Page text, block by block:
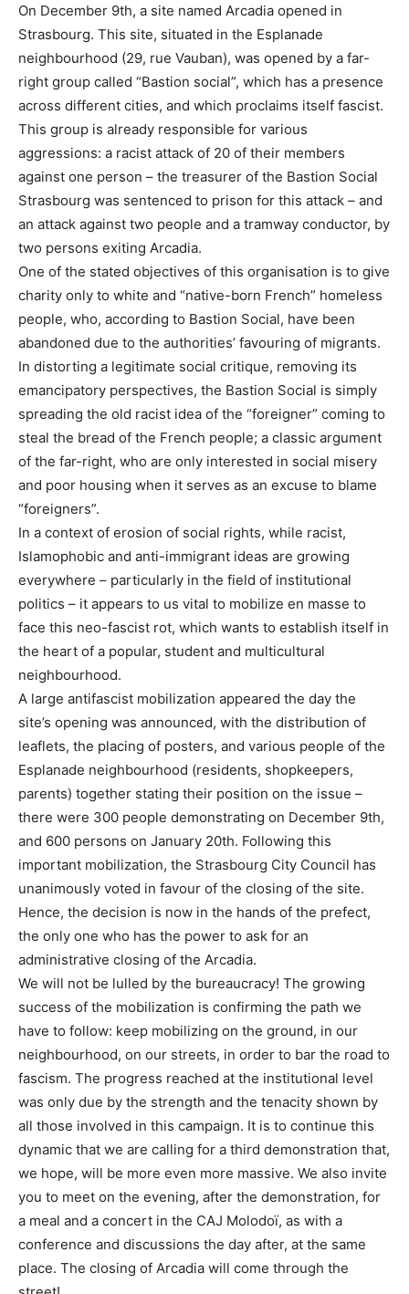
On December 9th, a site named Arcadia opened in
Strasbourg. This site, situated in the Esplanade
neighbourhood (29, rue Vauban), was opened by a far-
right group called “Bastion social”, which has a presence
across different cities, and which proclaims itself fascist.
This group is already responsible for various
aggressions: a racist attack of 20 of their members
against one person – the treasurer of the Bastion Social
Strasbourg was sentenced to prison for this attack – and
an attack against two people and a tramway conductor, by
two persons exiting Arcadia.
One of the stated objectives of this organisation is to give
charity only to white and “native-born French” homeless
people, who, according to Bastion Social, have been
abandoned due to the authorities’ favouring of migrants.
In distorting a legitimate social critique, removing its
emancipatory perspectives, the Bastion Social is simply
spreading the old racist idea of the “foreigner” coming to
steal the bread of the French people; a classic argument
of the far-right, who are only interested in social misery
and poor housing when it serves as an excuse to blame
“foreigners”.
In a context of erosion of social rights, while racist,
Islamophobic and anti-immigrant ideas are growing
everywhere – particularly in the field of institutional
politics – it appears to us vital to mobilize en masse to
face this neo-fascist rot, which wants to establish itself in
the heart of a popular, student and multicultural
neighbourhood.
A large antifascist mobilization appeared the day the
site’s opening was announced, with the distribution of
leaflets, the placing of posters, and various people of the
Esplanade neighbourhood (residents, shopkeepers,
parents) together stating their position on the issue –
there were 300 people demonstrating on December 9th,
and 600 persons on January 20th. Following this
important mobilization, the Strasbourg City Council has
unanimously voted in favour of the closing of the site.
Hence, the decision is now in the hands of the prefect,
the only one who has the power to ask for an
administrative closing of the Arcadia.
We will not be lulled by the bureaucracy! The growing
success of the mobilization is confirming the path we
have to follow: keep mobilizing on the ground, in our
neighbourhood, on our streets, in order to bar the road to
fascism. The progress reached at the institutional level
was only due by the strength and the tenacity shown by
all those involved in this campaign. It is to continue this
dynamic that we are calling for a third demonstration that,
we hope, will be more even more massive. We also invite
you to meet on the evening, after the demonstration, for
a meal and a concert in the CAJ Molodoï, as with a
conference and discussions the day after, at the same
place. The closing of Arcadia will come through the